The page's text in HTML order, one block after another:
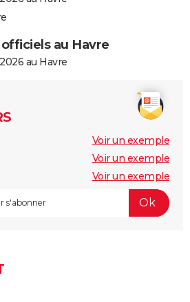
au Havre
au Havre
Voir un exemple
Voir un exemple
Voir un exemple